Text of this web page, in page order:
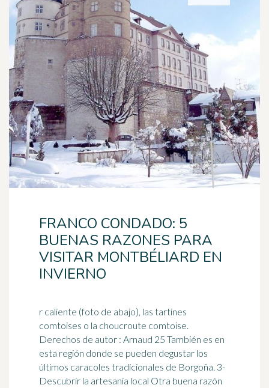
FRANCO CONDADO: 5
BUENAS RAZONES PARA
VISITAR MONTBÉLIARD EN
INVIERNO
r caliente (foto de abajo), las tartines
comtoises o la choucroute comtoise.
Derechos de autor : Arnaud 25 También es en
esta región donde se pueden degustar los
últimos caracoles tradicionales de Borgoña. 3-
Descubrir la artesanía local Otra buena razón